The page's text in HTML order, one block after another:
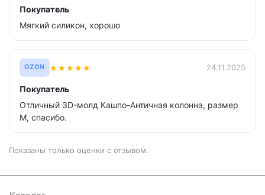
Покупатель
Мягкий силикон, хорошо
OZON ★★★★★ 24.11.2025
Покупатель
Отличный 3D-молд Кашпо-Античная колонна, размер
М, спасибо.
Показаны только оценки с отзывом.